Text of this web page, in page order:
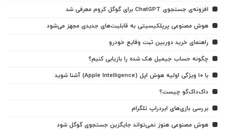
افزونه‌ی جستجوی ChatGPT برای گوگل کروم معرفی شد
هوش مصنوعی پرپلکیسیتی به قابلیت‌های جدیدی مجهز می‌شود
راهنمای خرید دوربین ثبت وقایع خودرو
چگونه حساب جیمیل هک شده را بازیابی کنیم؟
با ۱۰ ویژگی اولیه هوش اپل (Apple Intelligence) آشنا شوید
داک‌داک‌گو چیست؟
بررسی بازی‌های ایردراپ تلگرام
هوش مصنوعی هنوز نمی‌تواند جایگزین جستجوی گوگل شود